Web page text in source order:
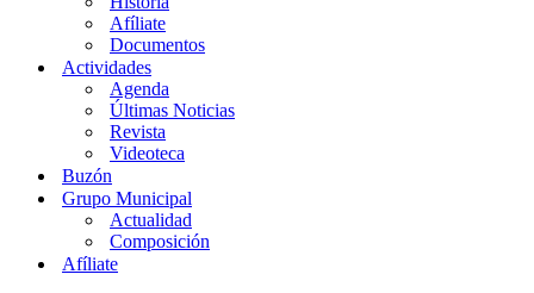
Afíliate
Documentos
Actividades
Agenda
Últimas Noticias
Revista
Videoteca
Buzón
Grupo Municipal
Actualidad
Composición
Afíliate